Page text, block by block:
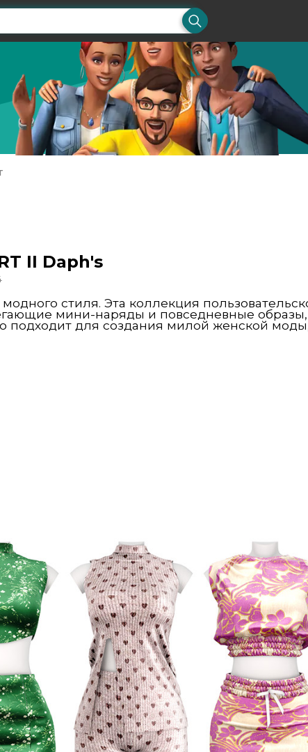
II Daph's
стиля. Эта коллекция
мини-наряды и повседневные
для создания милой женской